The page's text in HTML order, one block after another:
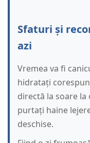
Sfaturi și
azi
Vremea va fi
hidratați
directă la soare la
purtați haine
deschise.